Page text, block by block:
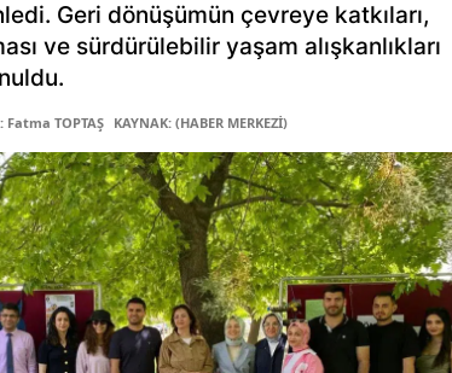
Geri dönüşümün çevreye katkıları,
ve sürdürülebilir yaşam alışkanlıkları
Fatma TOPTAŞ KAYNAK: (HABER MERKEZİ)